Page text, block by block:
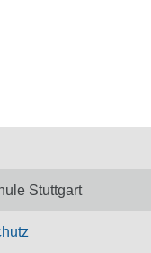
Stuttgart